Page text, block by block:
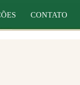
CONTATO